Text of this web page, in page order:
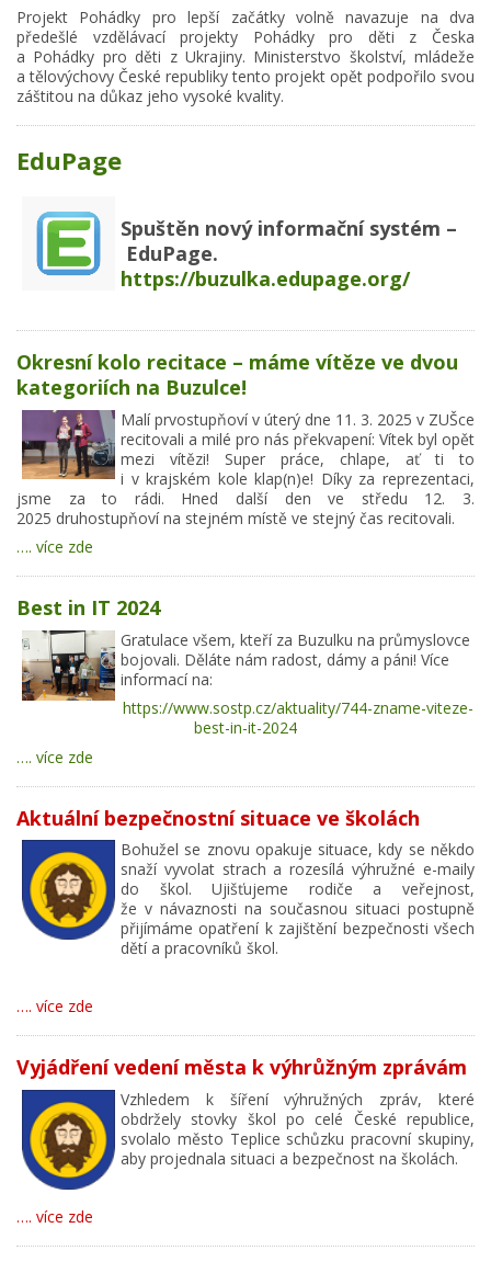
Projekt Pohádky pro lepší začátky volně navazuje na dva
předešlé vzdělávací projekty Pohádky pro děti z Česka
a Pohádky pro děti z Ukrajiny. Ministerstvo školství, mládeže
a tělovýchovy České republiky tento projekt opět podpořilo svou
záštitou na důkaz jeho vysoké kvality.
EduPage
Spuštěn nový informační systém –
EduPage.
https://buzulka.edupage.org/
Okresní kolo recitace – máme vítěze ve dvou
kategoriích na Buzulce!
Malí prvostupňoví v úterý dne 11. 3. 2025 v ZUŠce
recitovali a milé pro nás překvapení: Vítek byl opět
mezi vítězi! Super práce, chlape, ať ti to
i v krajském kole klap(n)e! Díky za reprezentaci,
jsme za to rádi. Hned další den ve středu 12. 3.
2025 druhostupňoví na stejném místě ve stejný čas recitovali.
…. více zde
Best in IT 2024
Gratulace všem, kteří za Buzulku na průmyslovce
bojovali. Děláte nám radost, dámy a páni! Více
informací na:
https://www.sostp.cz/aktuality/744-zname-viteze-
best-in-it-2024
…. více zde
Aktuální bezpečnostní situace ve školách
Bohužel se znovu opakuje situace, kdy se někdo
snaží vyvolat strach a rozesílá výhružné e-maily
do škol. Ujišťujeme rodiče a veřejnost,
že v návaznosti na současnou situaci postupně
přijímáme opatření k zajištění bezpečnosti všech
dětí a pracovníků škol.
…. více zde
Vyjádření vedení města k výhrůžným zprávám
Vzhledem k šíření výhružných zpráv, které
obdržely stovky škol po celé České republice,
svolalo město Teplice schůzku pracovní skupiny,
aby projednala situaci a bezpečnost na školách.
…. více zde